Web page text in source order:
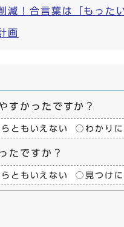
減！合言葉は「もった
画
すかったですか？
ともいえない わかり
たですか？
ともいえない 見つけ